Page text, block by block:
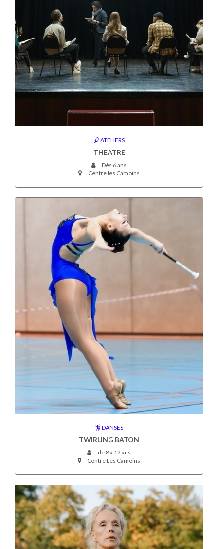
ATELIERS
THEATRE
Dès 6 ans
Centre les Camoins
DANSES
TWIRLING BATON
de 8 à 12 ans
Centre Les Camoins